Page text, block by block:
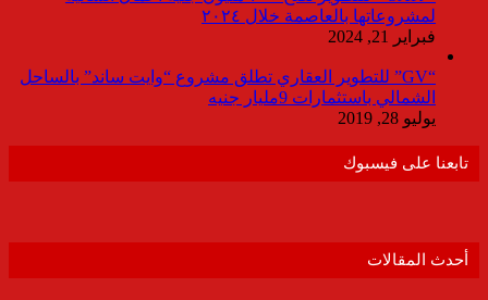
لمشروعاتها بالعاصمة خلال ٢٠٢٤
فبراير 21, 2024
“GV” للتطوير العقاري تطلق مشروع “وايت ساند” بالساحل
الشمالي باستثمارات 9مليار جنيه
يوليو 28, 2019
تابعنا على فيسبوك
أحدث المقالات